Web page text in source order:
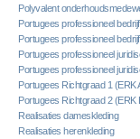
Polyvalent
Portugees professioneel
Portugees professioneel
Portugees professioneel
Portugees professioneel
Portugees Richtgraad 1 (ERK
Portugees Richtgraad 2 (ERK
Realisaties dameskleding
Realisaties herenkleding